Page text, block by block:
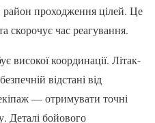
проходження цілей. Це
скорочує час реагування.
високої координації. Літак-
відстані від
— отримувати точні
Деталі бойового